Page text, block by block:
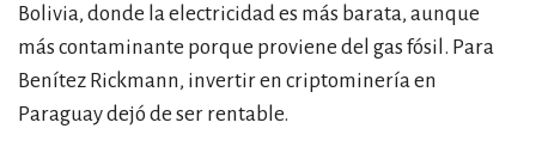
Bolivia, donde la electricidad es más barata, aunque
más contaminante porque proviene del gas fósil. Para
Benítez Rickmann, invertir en criptominería en
Paraguay dejó de ser rentable.